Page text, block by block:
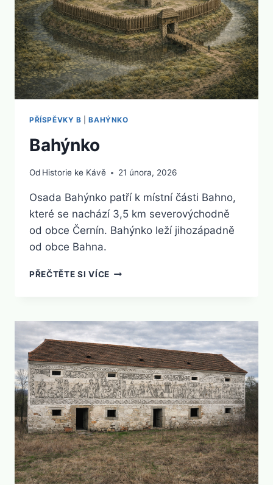
PŘÍSPĚVKY B |BAHÝNKO
Bahýnko
Od Historie ke Kávě 21 února, 2026
Osada Bahýnko patří k místní části Bahno,
které se nachází 3,5 km severovýchodně
od obce Černín. Bahýnko leží jihozápadně
od obce Bahna.
PŘEČTĚTE SI VÍCEBAHÝNKO